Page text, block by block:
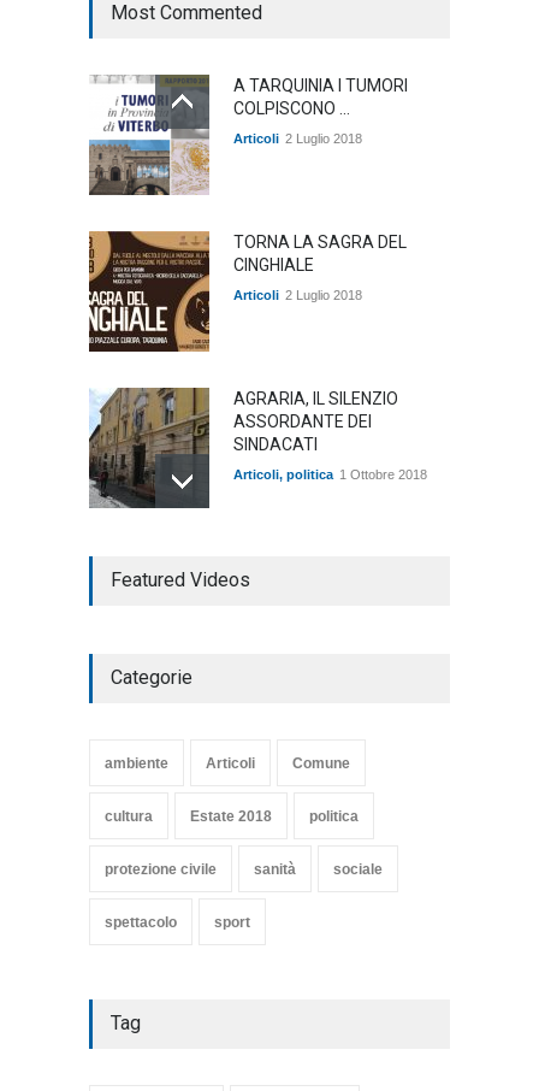
Most Commented
A TARQUINIA I TUMORI
COLPISCONO ...
Articoli 2 Luglio 2018
TORNA LA SAGRA DEL
CINGHIALE
Articoli 2 Luglio 2018
AGRARIA, IL SILENZIO
ASSORDANTE DEI
SINDACATI
Articoli, politica 1 Ottobre 2018
COMMEDIA"
TARQUINIA
Featured Videos
Categorie
ambiente Articoli Comune
cultura Estate 2018 politica
protezione civile sanità sociale
spettacolo sport
Tag